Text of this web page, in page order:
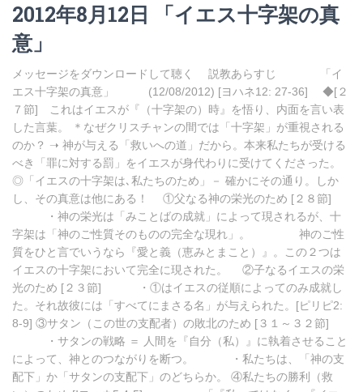
2012年8月12日 「イエス十字架の真
意」
メッセージをダウンロードして聴く 説教あらすじ 「イ
エス十字架の真意」 (12/08/2012) [ヨハネ12: 27-36] ◆[２
７節] これはイエスが『（十字架の）時』を悟り、内面を言い表
した言葉。 ＊なぜクリスチャンの間では「十字架」が重視される
のか？ ➝ 神が与える「救いへの道」だから。本来私たちが受ける
べき「罪に対する罰」をイエスが身代わりに受けてくださった。
◎「イエスの十字架は､私たちのため」－ 確かにその通り。しか
し、その真意は他にある！ ①父なる神の栄光のため [２８節]
・神の栄光は「みことばの成就」によって現されるが、十
字架は「神のご性質そのものの完全な現れ」。 神のご性
質をひと言でいうなら『愛と義（恵みとまこと）』。この２つは
イエスの十字架において完全に現された。 ②子なるイエスの栄
光のため [２３節] ・①はイエスの従順によってのみ成就し
た。それ故彼には「すべてにまさる名」が与えられた。[ピリピ2:
8-9] ③サタン（この世の支配者）の敗北のため [３１～３２節]
・サタンの戦略 ＝ 人間を『自分（私）』に執着させること
によって、神とのつながりを断つ。 ・私たちは、「神の支
配下」か「サタンの支配下」のどちらか。 ④私たちの勝利（救